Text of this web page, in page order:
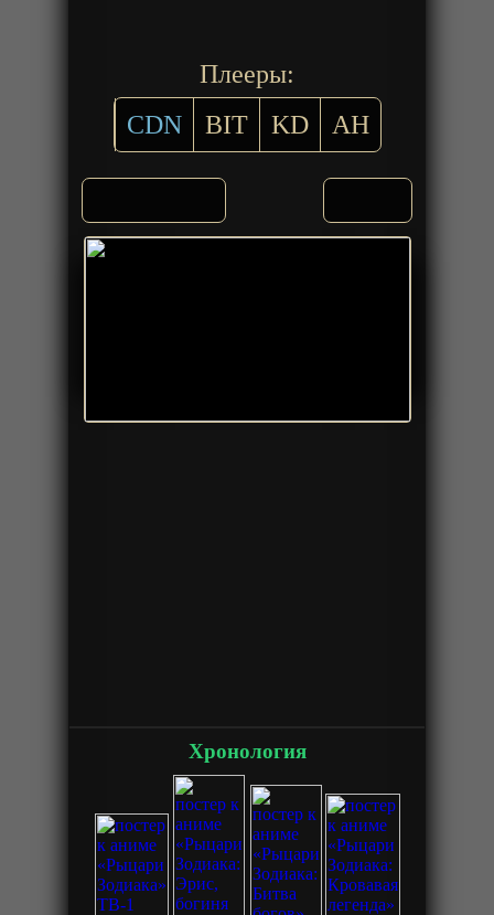
Плееры:
CDN
BIT KD AH
Хронология